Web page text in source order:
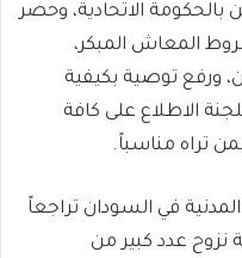
الاتحادية، وحصر
المعاش المبكر،
ورفع توصية بكيفية
الاطلاع على كافة
تراه مناسباً.
في السودان تراجعاً
2023 على خلفية نزوح عدد كبير من